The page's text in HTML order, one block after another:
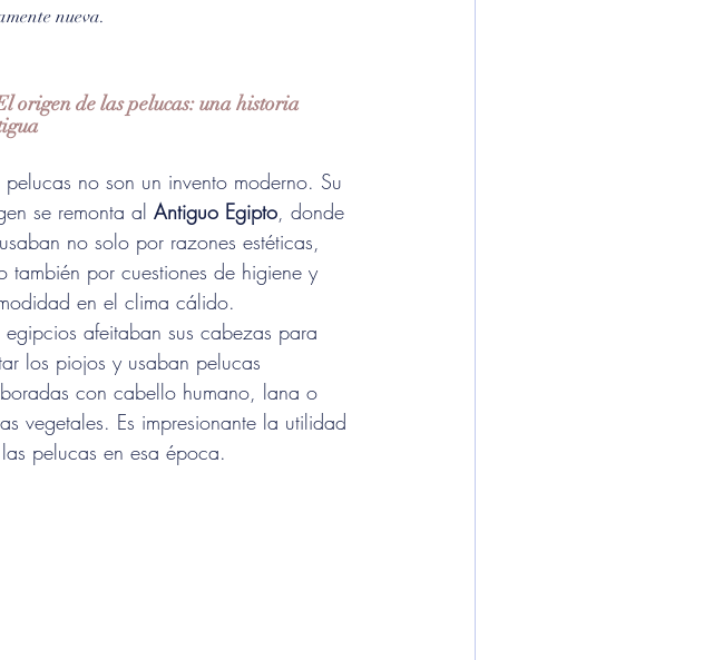
nueva.
origen de las pelucas: una historia
pelucas no son un invento moderno. Su
se remonta al Antiguo Egipto, donde
no solo por razones estéticas,
también por cuestiones de higiene y
en el clima cálido.
egipcios afeitaban sus cabezas para
los piojos y usaban pelucas
con cabello humano, lana o
vegetales. Es impresionante la utilidad
pelucas en esa época.